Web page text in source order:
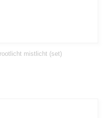
mistlicht (set)